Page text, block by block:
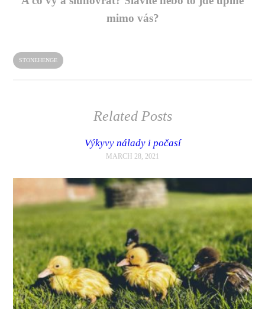
mimo vás?
STONEHENGE
Related Posts
Výkyvy nálady i počasí
MARCH 28, 2021